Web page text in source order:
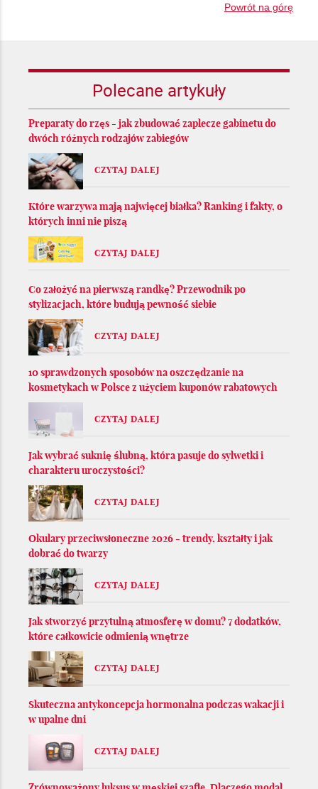
Powrót na górę
Polecane artykuły
Preparaty do rzęs - jak zbudować zaplecze gabinetu do
dwóch różnych rodzajów zabiegów
CZYTAJ DALEJ
Które warzywa mają najwięcej białka? Ranking i fakty, o
których inni nie piszą
CZYTAJ DALEJ
Co założyć na pierwszą randkę? Przewodnik po
stylizacjach, które budują pewność siebie
CZYTAJ DALEJ
10 sprawdzonych sposobów na oszczędzanie na
kosmetykach w Polsce z użyciem kuponów rabatowych
CZYTAJ DALEJ
Jak wybrać suknię ślubną, która pasuje do sylwetki i
charakteru uroczystości?
CZYTAJ DALEJ
Okulary przeciwsłoneczne 2026 - trendy, kształty i jak
dobrać do twarzy
CZYTAJ DALEJ
Jak stworzyć przytulną atmosferę w domu? 7 dodatków,
które całkowicie odmienią wnętrze
CZYTAJ DALEJ
Skuteczna antykoncepcja hormonalna podczas wakacji i
w upalne dni
CZYTAJ DALEJ